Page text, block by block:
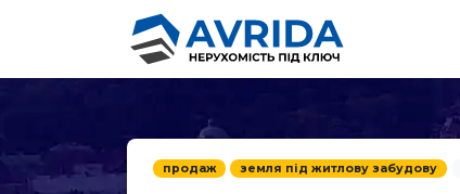
продаж земля під житлову забудову